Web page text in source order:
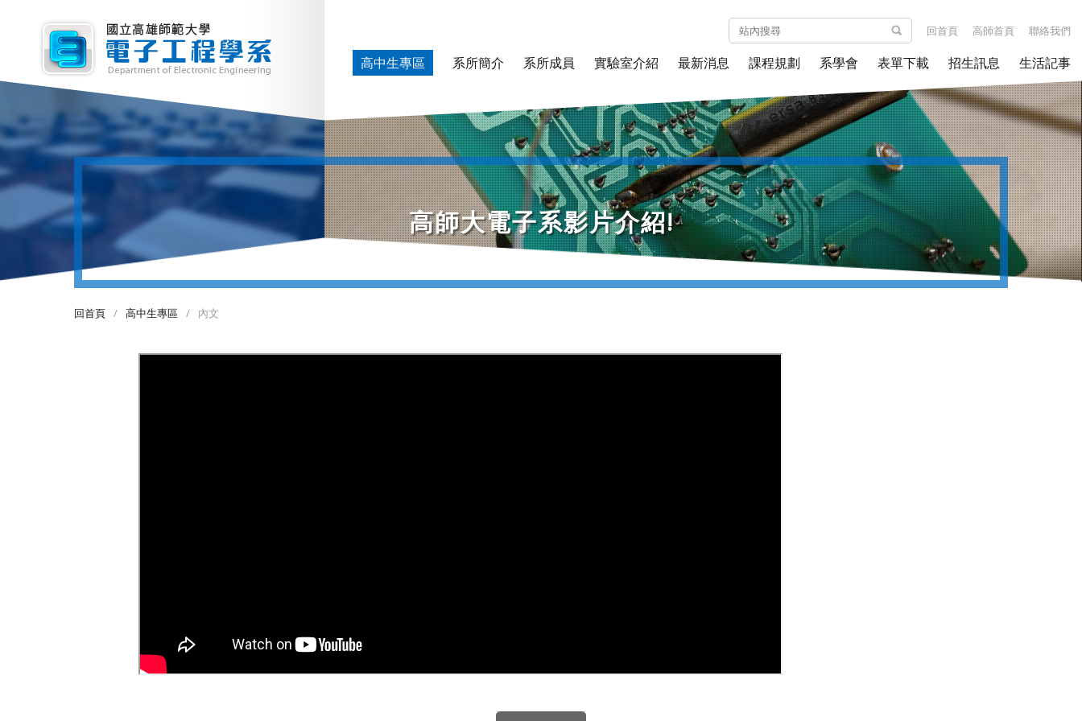
回首頁 高師首頁 聯絡我們
高中生專區 系所簡介 系所成員 實驗室介紹 最新消息 課程規劃 系學會 表單下載 招生訊息 生活記事
高師大電子系影片介紹!
回首頁 / 高中生專區 / 內文